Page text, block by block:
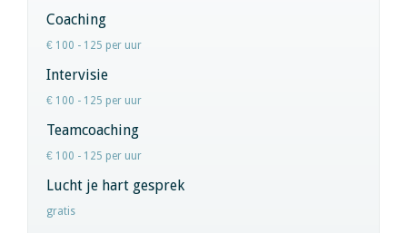
Coaching
€ 100 - 125 per uur
Intervisie
€ 100 - 125 per uur
Teamcoaching
€ 100 - 125 per uur
Lucht je hart gesprek
gratis